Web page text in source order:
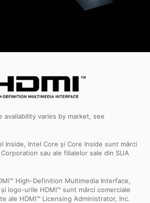
availability varies by market, see
Inside, Intel Core și Core Inside sunt mărci
sau ale filialelor sale din SUA
High-Definition Multimedia Interface,
logo-urile HDMI™ sunt mărci comerciale
ale HDMI™ Licensing Administrator, Inc.